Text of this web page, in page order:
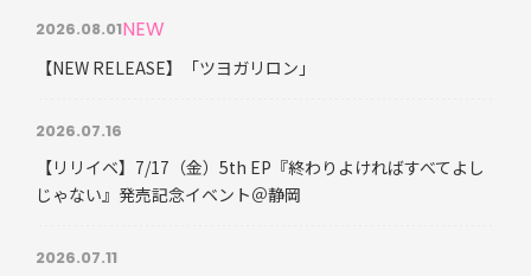
2026.08.01NEW
【NEW RELEASE】「ツヨガリロン」
2026.07.16
【リリイベ】7/17（金）5th EP『終わりよければすべてよし
じゃない』発売記念イベント＠静岡
2026.07.11